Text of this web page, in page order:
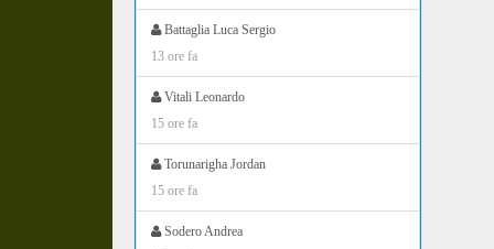
Battaglia Luca Sergio
13 ore fa
Vitali Leonardo
15 ore fa
Torunarigha Jordan
15 ore fa
Sodero Andrea